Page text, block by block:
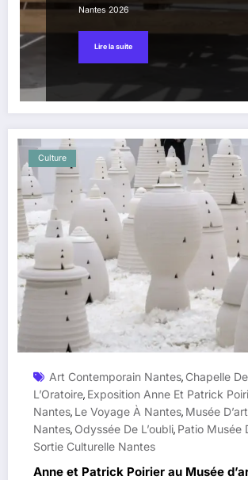
Nantes 2026
Lire la suite
Culture
Art Contemporain Nantes, Chapelle De
L’Oratoire, Exposition Anne Et Patrick
Nantes, Le Voyage À Nantes, Musée
Nantes, Odyssée De L’oubli, Patio Musée
Sortie Culturelle Nantes
Anne et Patrick Poirier au Musée